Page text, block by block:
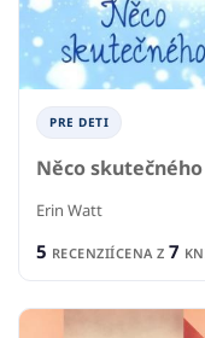
PRE DETI
Něco skutečného
Erin Watt
5 RECENZIÍCENA Z 7